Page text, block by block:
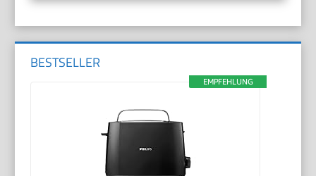
BESTSELLER
EMPFEHLUNG